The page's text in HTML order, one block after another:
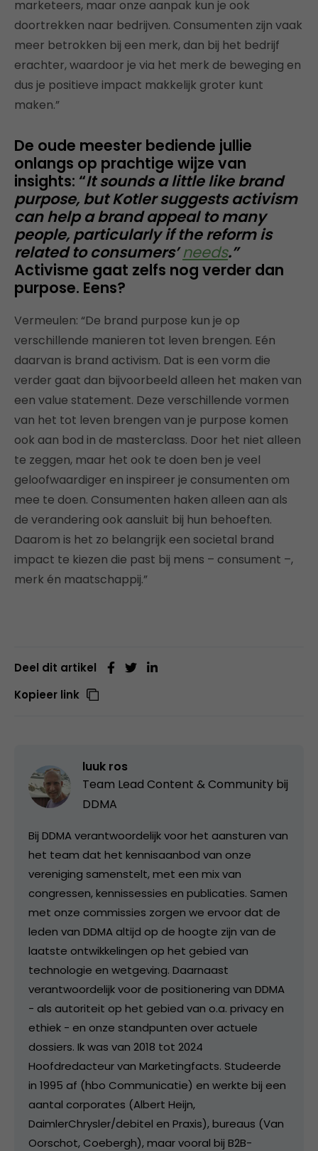
marketeers, maar onze aanpak kun je ook
doortrekken naar bedrijven. Consumenten zijn vaak
meer betrokken bij een merk, dan bij het bedrijf
erachter, waardoor je via het merk de beweging en
dus je positieve impact makkelijk groter kunt
maken.”
De oude meester bediende jullie
onlangs op prachtige wijze van
insights: “It sounds a little like brand
purpose, but Kotler suggests activism
can help a brand appeal to many
people, particularly if the reform is
related to consumers’needs.”
Activisme gaat zelfs nog verder dan
purpose. Eens?
Vermeulen: “De brand purpose kun je op
verschillende manieren tot leven brengen. Eén
daarvan is brand activism. Dat is een vorm die
verder gaat dan bijvoorbeeld alleen het maken van
een value statement. Deze verschillende vormen
van het tot leven brengen van je purpose komen
ook aan bod in de masterclass. Door het niet alleen
te zeggen, maar het ook te doen ben je veel
geloofwaardiger en inspireer je consumenten om
mee te doen. Consumenten haken alleen aan als
de verandering ook aansluit bij hun behoeften.
Daarom is het zo belangrijk een societal brand
impact te kiezen die past bij mens – consument –,
merk én maatschappij.”
Deel dit artikel
Kopieer link
luuk ros
Team Lead Content & Community bij
DDMA
Bij DDMA verantwoordelijk voor het aansturen van
het team dat het kennisaanbod van onze
vereniging samenstelt, met een mix van
congressen, kennissessies en publicaties. Samen
met onze commissies zorgen we ervoor dat de
leden van DDMA altijd op de hoogte zijn van de
laatste ontwikkelingen op het gebied van
technologie en wetgeving. Daarnaast
verantwoordelijk voor de positionering van DDMA
- als autoriteit op het gebied van o.a. privacy en
ethiek - en onze standpunten over actuele
dossiers. Ik was van 2018 tot 2024
Hoofdredacteur van Marketingfacts. Studeerde
in 1995 af (hbo Communicatie) en werkte bij een
aantal corporates (Albert Heijn,
DaimlerChrysler/debitel en Praxis), bureaus (Van
Oorschot, Coebergh), maar vooral bij B2B-